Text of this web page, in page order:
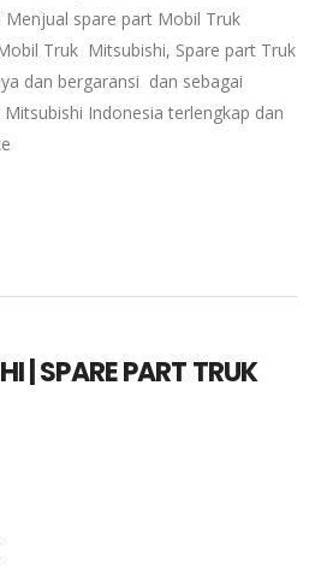
Menjual spare part Mobil Truk
Truk Mitsubishi, Spare part Truk
dan bergaransi dan sebagai
Indonesia terlengkap dan
| SPARE PART TRUK